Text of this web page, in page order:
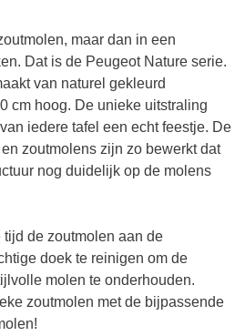
maar dan in een
Dat is de Peugeot Nature serie.
van naturel gekleurd
cm hoog. De unieke uitstraling
iedere tafel een echt feestje. De
zoutmolens zijn zo bewerkt dat
nog duidelijk op de molens
de zoutmolen aan de
doek te reinigen om de
molen te onderhouden.
zoutmolen met de bijpassende